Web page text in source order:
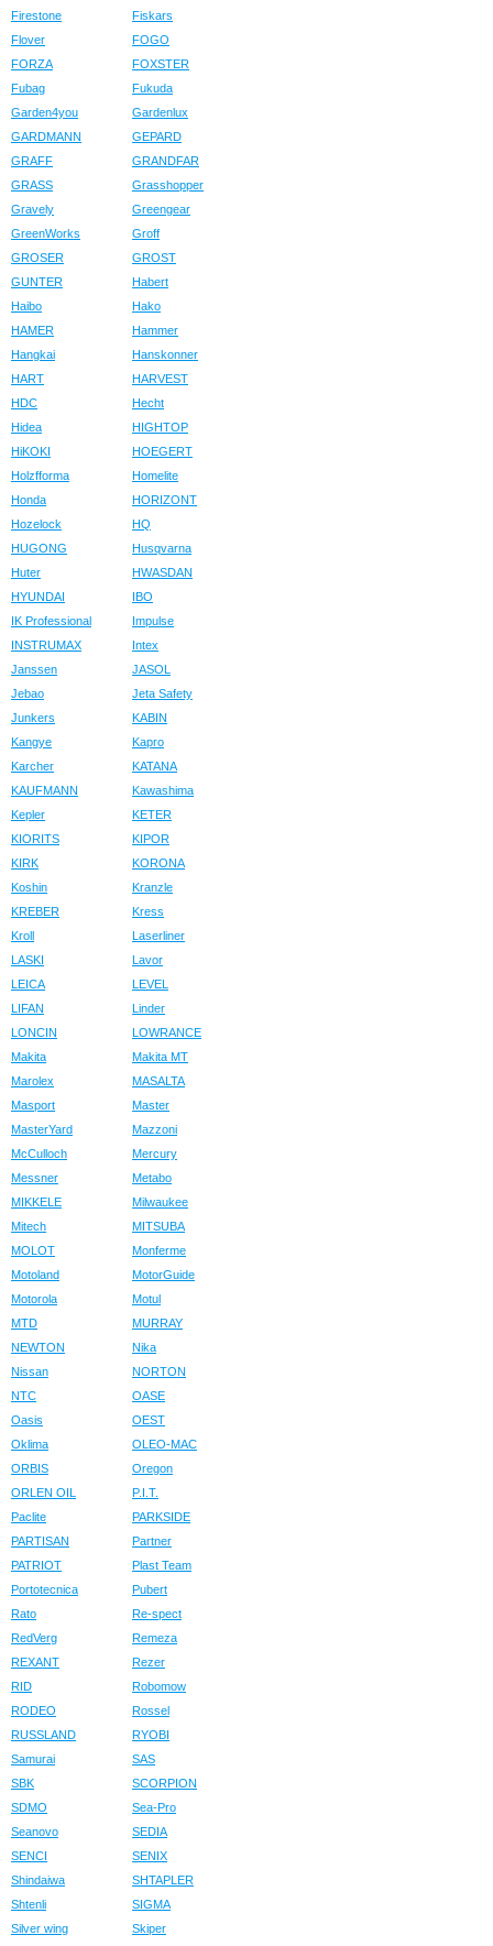
Firestone
Fiskars
Flover
FOGO
FORZA
FOXSTER
Fubag
Fukuda
Garden4you
Gardenlux
GARDMANN
GEPARD
GRAFF
GRANDFAR
GRASS
Grasshopper
Gravely
Greengear
GreenWorks
Groff
GROSER
GROST
GUNTER
Habert
Haibo
Hako
HAMER
Hammer
Hangkai
Hanskonner
HART
HARVEST
HDC
Hecht
Hidea
HIGHTOP
HiKOKI
HOEGERT
Holzfforma
Homelite
Honda
HORIZONT
Hozelock
HQ
HUGONG
Husqvarna
Huter
HWASDAN
HYUNDAI
IBO
IK Professional
Impulse
INSTRUMAX
Intex
Janssen
JASOL
Jebao
Jeta Safety
Junkers
KABIN
Kangye
Kapro
Karcher
KATANA
KAUFMANN
Kawashima
Kepler
KETER
KIORITS
KIPOR
KIRK
KORONA
Koshin
Kranzle
KREBER
Kress
Kroll
Laserliner
LASKI
Lavor
LEICA
LEVEL
LIFAN
Linder
LONCIN
LOWRANCE
Makita
Makita MT
Marolex
MASALTA
Masport
Master
MasterYard
Mazzoni
McCulloch
Mercury
Messner
Metabo
MIKKELE
Milwaukee
Mitech
MITSUBA
MOLOT
Monferme
Motoland
MotorGuide
Motorola
Motul
MTD
MURRAY
NEWTON
Nika
Nissan
NORTON
NTC
OASE
Oasis
OEST
Oklima
OLEO-MAC
ORBIS
Oregon
ORLEN OIL
P.I.T.
Paclite
PARKSIDE
PARTISAN
Partner
PATRIOT
Plast Team
Portotecnica
Pubert
Rato
Re-spect
RedVerg
Remeza
REXANT
Rezer
RID
Robomow
RODEO
Rossel
RUSSLAND
RYOBI
Samurai
SAS
SBK
SCORPION
SDMO
Sea-Pro
Seanovo
SEDIA
SENCI
SENIX
Shindaiwa
SHTAPLER
Shtenli
SIGMA
Silver wing
Skiper